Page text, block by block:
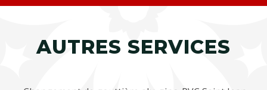
AUTRES SERVICES